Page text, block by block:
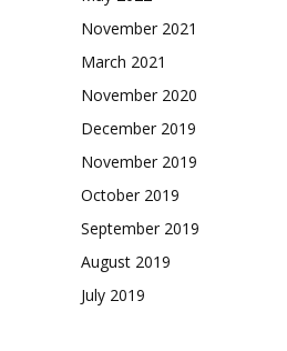
November 2021
March 2021
November 2020
December 2019
November 2019
October 2019
September 2019
August 2019
July 2019